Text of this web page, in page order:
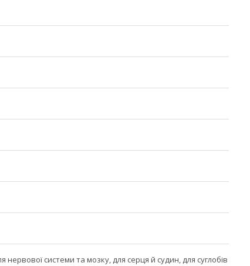
нервової системи та мозку, для серця й судин, для суглобів